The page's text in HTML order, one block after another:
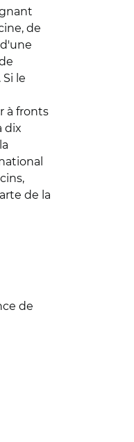
de
le
à fronts
dix
de la
de